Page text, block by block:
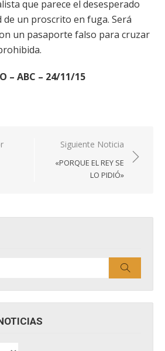
que parece el desesperado
de un proscrito en fuga. Será
un pasaporte falso para cruzar
– ABC – 24/11/15
Siguiente Noticia
«PORQUE EL REY SE
LO PIDIÓ»